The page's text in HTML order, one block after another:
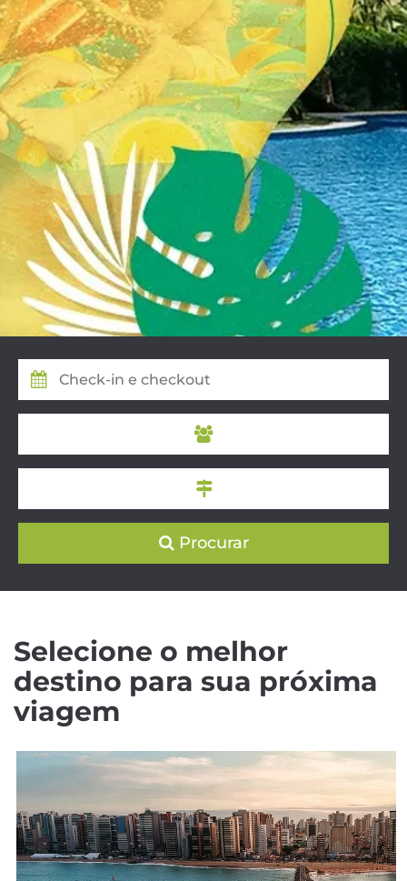
Procurar
Selecione o melhor
destino para sua próxima
viagem